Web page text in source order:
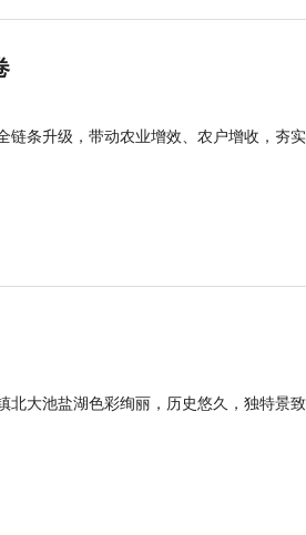
链条升级，带动农业增效、农户增收，夯
北大池盐湖色彩绚丽，历史悠久，独特景